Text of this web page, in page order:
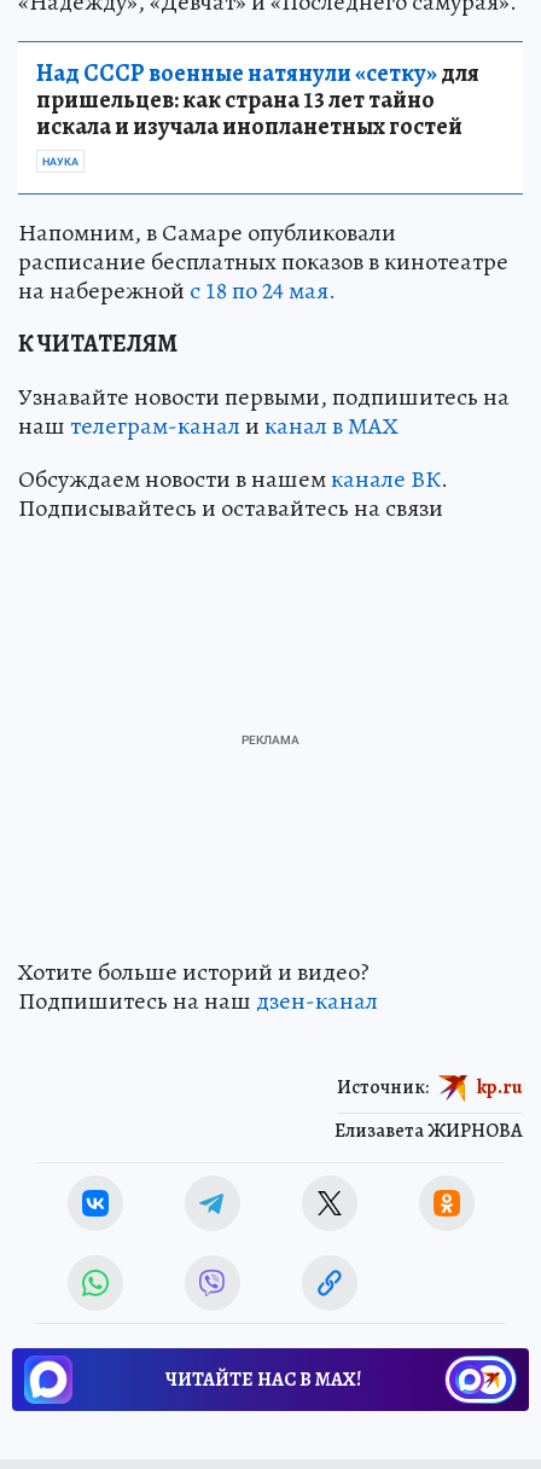
Над СССР военные натянули «сетку»для
пришельцев: как страна 13 лет тайно
искала и изучала инопланетных гостей
НАУКА
Напомним, в Самаре опубликовали
расписание бесплатных показов в кинотеатре
на набережной с 18 по 24 мая.
К ЧИТАТЕЛЯМ
Узнавайте новости первыми, подпишитесь на
наштелеграм-каналиканал в МАХ
Обсуждаем новости в нашемканале ВК.
Подписывайтесь и оставайтесь на связи
Хотите больше историй и видео?
Подпишитесь на наш дзен-канал
Елизавета ЖИРНОВА
Источник: kp.ru
ЧИТАЙТЕ НАС В МАХ!